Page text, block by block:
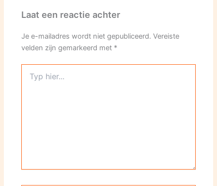
Laat een reactie achter
Je e-mailadres wordt niet gepubliceerd. Vereiste
velden zijn gemarkeerd met *
hier...